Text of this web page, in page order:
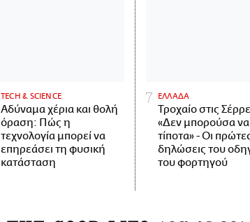
ΤECH & SCIENCE
Αδύναμα χέρια και θολή
όραση: Πώς η
τεχνολογία μπορεί να
επηρεάσει τη φυσική
κατάσταση
ΕΛΛΑΔΑ
Τροχαίο στις
«Δεν μπορούσα
τίποτα» - Οι
δηλώσεις του
του φορτηγού